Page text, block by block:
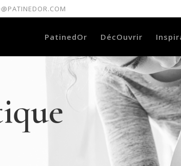
PatinedOr DécOuvrir